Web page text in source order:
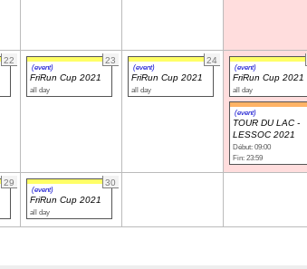
22 23
(event)
FriRun Cup 2021
all day
24
(event)
FriRun Cup 2021
all day
(event)
FriRun Cup 2021
all day
(event)
TOUR DU LAC -
LESSOC 2021
Début: 09:00
Fin: 23:59
29 30
(event)
FriRun Cup 2021
all day